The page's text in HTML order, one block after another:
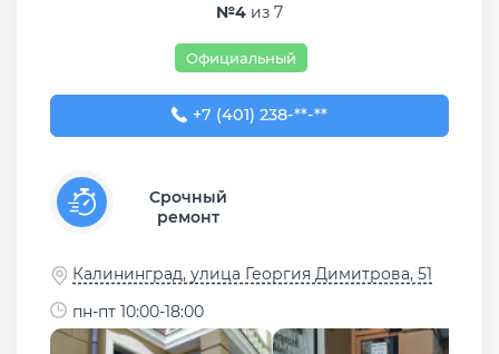
№4 из 7
Официальный
+7 (401) 238-88-77
+7 (401) 238-**-**
Срочный
ремонт
Калининград, улица Георгия Димитрова, 51
пн-пт 10:00-18:00